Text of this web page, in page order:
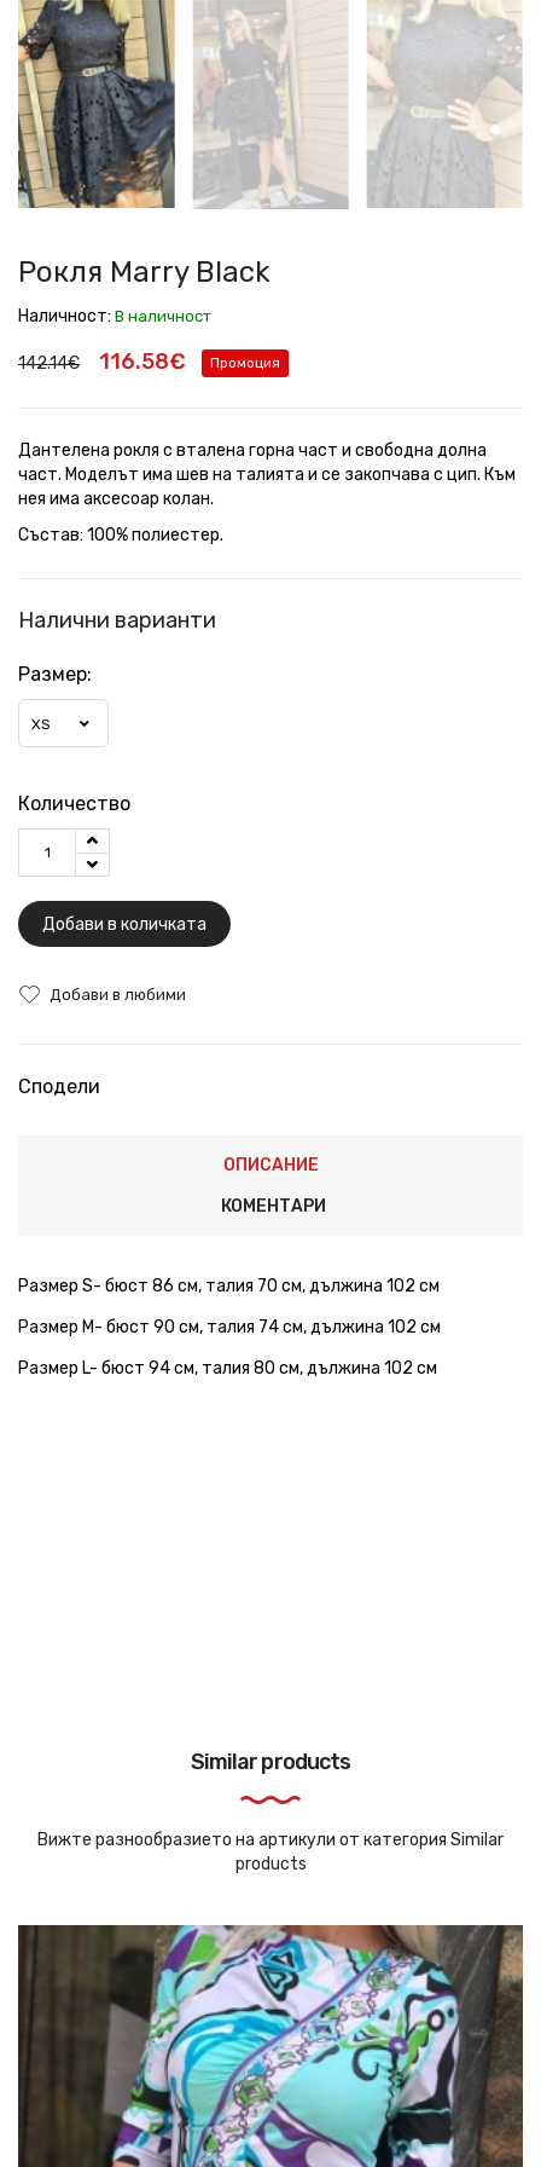
Marry
Black
Marry
Black
Marry
Black
Marry
Black
Marry
Black
Marry
Black
Marry
Black
Marry
Black
Рокля Marry Black
Наличност: В наличност
142.14€ 116.58€ Промоция
Дантелена рокля с вталена горна част и свободна долна
част. Моделът има шев на талията и се закопчава с цип. Към
нея има аксесоар колан.
Състав: 100% полиестер.
Налични варианти
Размер:
XS
Количество
Добави в количката
Добави в любими
Сподели
ОПИСАНИЕ
КОМЕНТАРИ
Размер S- бюст 86 см, талия 70 см, дължина 102 см
Размер M- бюст 90 см, талия 74 см, дължина 102 см
Размер L- бюст 94 см, талия 80 см, дължина 102 см
Similar products
Вижте разнообразието на артикули от категория Similar
products